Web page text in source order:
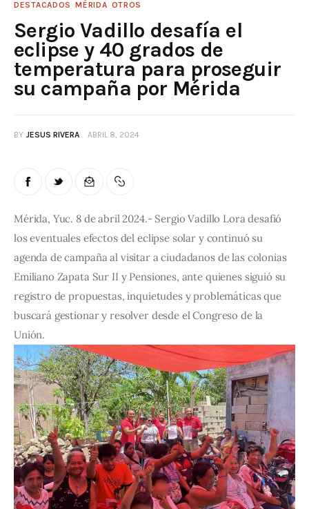
DESTACADOS MÉRIDA OTROS
Sergio Vadillo desafía el
eclipse y 40 grados de
temperatura para proseguir
su campaña por Mérida
BY JESUS RIVERA ABRIL 8, 2024
Mérida, Yuc. 8 de abril 2024.- Sergio Vadillo Lora desafió
los eventuales efectos del eclipse solar y continuó su
agenda de campaña al visitar a ciudadanos de las colonias
Emiliano Zapata Sur II y Pensiones, ante quienes siguió su
registro de propuestas, inquietudes y problemáticas que
buscará gestionar y resolver desde el Congreso de la
Unión.